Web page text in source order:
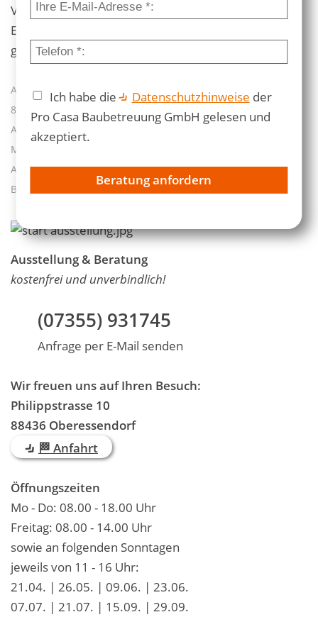
Verwaltungsgemeinschaft eingegangen. Der Teil der
Ehinger Gemarkung auf der Albhochfläche (33,8 %)
gehört zum Biosphärengebiet Schwäbische Alb.
Altbausanierung 88433 Schemmerhofen |
Altbausanierung
89155 erbach
|Altbausanierung 88471 Laupheim
Altbausanierung 89143 Blaubeuren
Münsingen
Altbausanierung 88499 Riedlingen|Altbausanierung 89134
Blaustein
Altbausanierung 89150 Laichingen
Ich habe die Datenschutzhinweise der
Pro Casa Baubetreuung GmbH gelesen und
akzeptiert.
Beratung anfordern
Ausstellung & Beratung
kostenfrei und unverbindlich!
(07355) 931745
Anfrage per E-Mail senden
Wir freuen uns auf Ihren Besuch:
Philippstrasse 10
88436 Oberessendorf
🏁 Anfahrt
Öffnungszeiten
Mo - Do: 08.00 - 18.00 Uhr
Freitag: 08.00 - 14.00 Uhr
sowie an folgenden Sonntagen
jeweils von 11 - 16 Uhr:
21.04. | 26.05. | 09.06. | 23.06.
07.07. | 21.07. | 15.09. | 29.09.